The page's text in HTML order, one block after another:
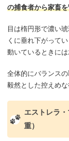
の捕食者から家畜
目は楕円形で濃い
くに垂れ下がって
動いているときに
全体的にバランス
毅然とした控えめ
エストレラ
重）